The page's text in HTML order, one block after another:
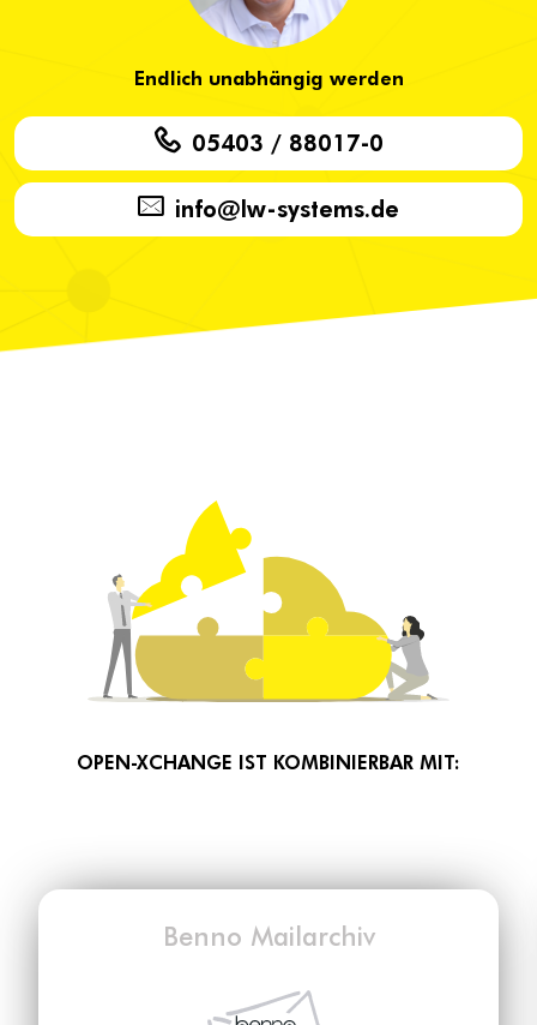
Endlich unabhängig werden
05403 / 88017-0
info@lw-systems.de
OPEN-XCHANGE IST KOMBINIERBAR MIT:
Benno Mailarchiv